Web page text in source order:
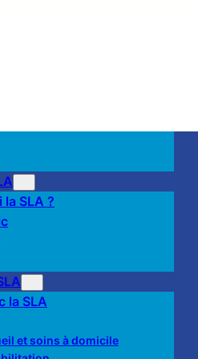
la SLA ?
la SLA
et soins à domicile